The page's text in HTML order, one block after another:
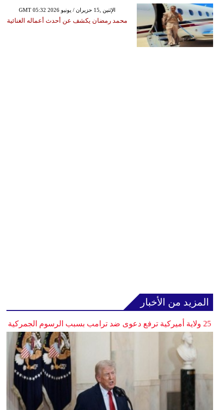
GMT 05:32 2026 الإثنين ,15 حزيران / يونيو
محمد رمضان يكشف عن أحدث أعماله الغنائية
المزيد من الأخبار
25 ولاية أميركية ترفع دعوى ضد ترامب بسبب الرسوم الجمركية